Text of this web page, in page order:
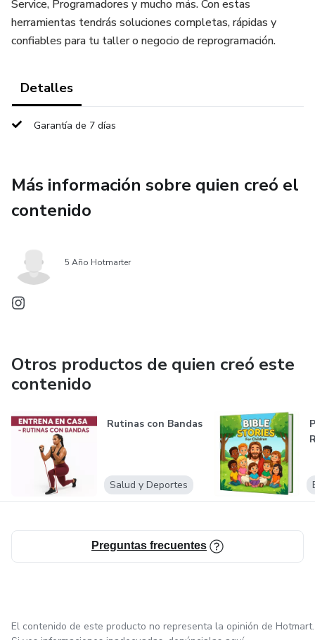
Service, Programadores y mucho más. Con estas
herramientas tendrás soluciones completas, rápidas y
confiables para tu taller o negocio de reprogramación.
Detalles
Garantía de 7 días
Más información sobre quien creó el
contenido
5 Año Hotmarter
Otros productos de quien creó este
contenido
Rutinas con Bandas
Salud y Deportes
Preguntas frecuentes
El contenido de este producto no representa la opinión de Hotmart.